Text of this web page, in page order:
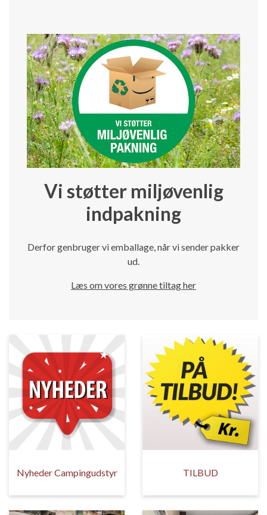
Vi støtter miljøvenlig
indpakning
Derfor genbruger vi emballage, når vi sender pakker
ud.
Læs om vores grønne tiltag her
Nyheder Campingudstyr TILBUD